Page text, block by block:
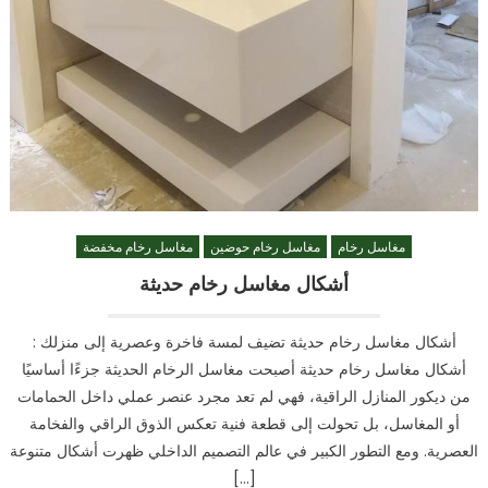
مغاسل رخام مغاسل رخام حوضين مغاسل رخام مخفضة
أشكال مغاسل رخام حديثة
أشكال مغاسل رخام حديثة تضيف لمسة فاخرة وعصرية إلى منزلك :
أشكال مغاسل رخام حديثة أصبحت مغاسل الرخام الحديثة جزءًا أساسيًا
من ديكور المنازل الراقية، فهي لم تعد مجرد عنصر عملي داخل الحمامات
أو المغاسل، بل تحولت إلى قطعة فنية تعكس الذوق الراقي والفخامة
العصرية. ومع التطور الكبير في عالم التصميم الداخلي ظهرت أشكال متنوعة
[…]